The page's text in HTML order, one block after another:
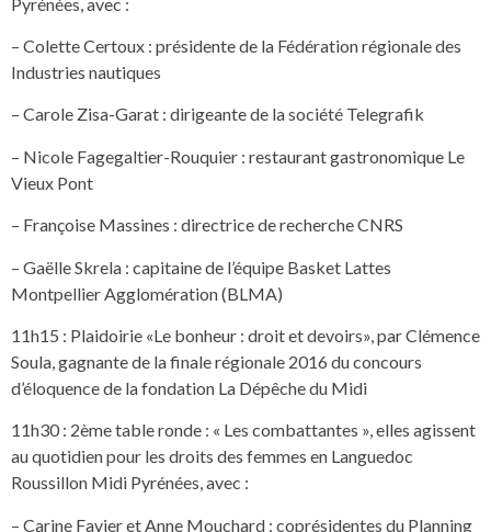
– Colette Certoux : présidente de la Fédération régionale des
Industries nautiques
– Carole Zisa-Garat : dirigeante de la société Telegrafik
– Nicole Fagegaltier-Rouquier : restaurant gastronomique Le
Vieux Pont
– Françoise Massines : directrice de recherche CNRS
– Gaëlle Skrela : capitaine de l’équipe Basket Lattes
Montpellier Agglomération (BLMA)
11h15 : Plaidoirie «Le bonheur : droit et devoirs», par Clémence
Soula, gagnante de la finale régionale 2016 du concours
d’éloquence de la fondation La Dépêche du Midi
11h30 : 2ème table ronde : « Les combattantes », elles agissent
au quotidien pour les droits des femmes en Languedoc
Roussillon Midi Pyrénées, avec :
– Carine Favier et Anne Mouchard : coprésidentes du Planning